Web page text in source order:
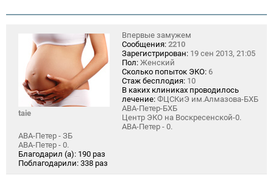
taie
Впервые замужем
Сообщения: 2210
Зарегистрирован: 19 сен 2013, 21:05
Пол: Женский
Сколько попыток ЭКО: 6
Стаж бесплодия: 10
В каких клиниках проводилось
лечение: ФЦСКиЭ им.Алмазова-БХБ
АВА-Петер-БХБ
Центр ЭКО на Воскресенской-0.
АВА-Петер - 0.
АВА-Петер - ЗБ
АВА-Петер - 0.
Благодарил (а): 190 раз
Поблагодарили: 338 раз